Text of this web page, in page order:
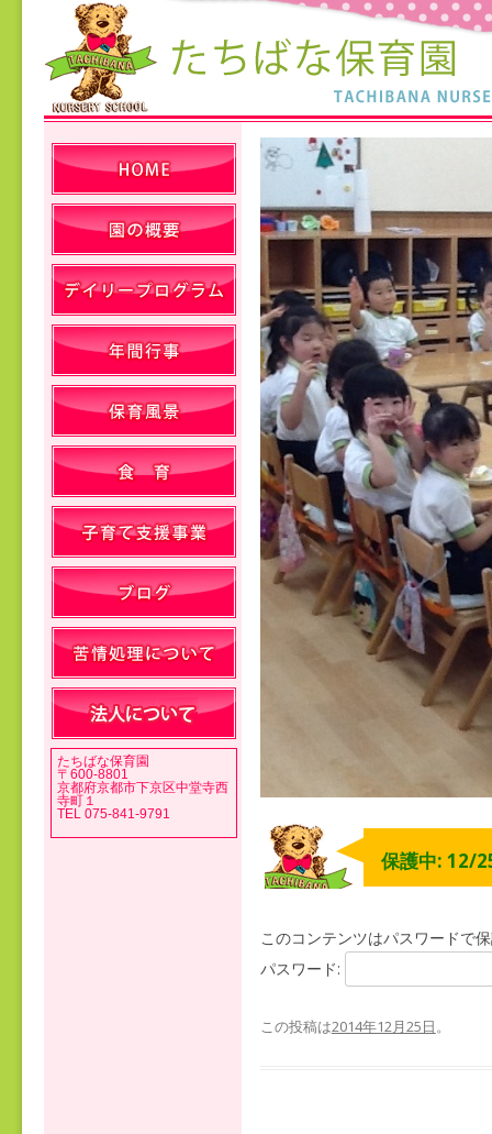
保護中: 12/
このコンテンツはパスワードで
パスワード:
この投稿は2014年12月25日。
たちばな保育園
〒600-8801
京都府京都市下京区中堂寺西
寺町１
TEL 075-841-9791